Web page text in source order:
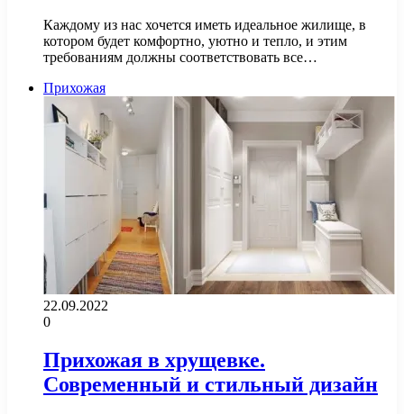
Каждому из нас хочется иметь идеальное жилище, в
котором будет комфортно, уютно и тепло, и этим
требованиям должны соответствовать все…
Прихожая
22.09.2022
0
Прихожая в хрущевке.
Современный и стильный дизайн